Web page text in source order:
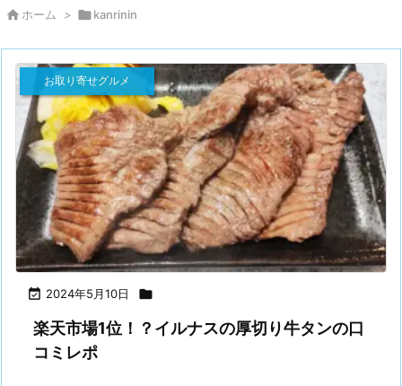
 ホーム > kanrinin
 2024年5月10日 
お取り寄せグルメ
楽天市場1位！？イルナスの厚切り牛タンの口
コミレポ